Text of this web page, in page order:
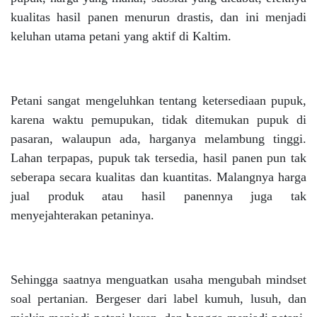
kualitas hasil panen menurun drastis, dan ini menjadi
keluhan utama petani yang aktif di Kaltim.
Petani sangat mengeluhkan tentang ketersediaan pupuk,
karena waktu pemupukan, tidak ditemukan pupuk di
pasaran, walaupun ada, harganya melambung tinggi.
Lahan terpapas, pupuk tak tersedia, hasil panen pun tak
seberapa secara kualitas dan kuantitas. Malangnya harga
jual produk atau hasil panennya juga tak
menyejahterakan petaninya.
Sehingga saatnya menguatkan usaha mengubah mindset
soal pertanian. Bergeser dari label kumuh, lusuh, dan